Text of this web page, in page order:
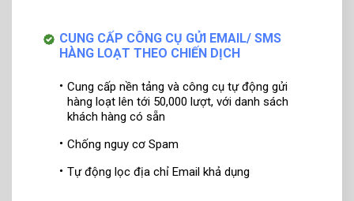
CUNG CẤP CÔNG CỤ GỬI EMAIL/ SMS
HÀNG LOẠT THEO CHIẾN DỊCH
Cung cấp nền tảng và công cụ tự động gửi
hàng loạt lên tới 50,000 lượt, với danh sách
khách hàng có sẵn
Chống nguy cơ Spam
Tự động lọc địa chỉ Email khả dụng